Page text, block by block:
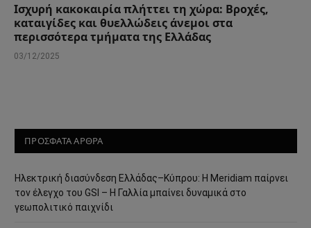
Ισχυρή κακοκαιρία πλήττει τη χώρα: Βροχές,
καταιγίδες και θυελλώδεις άνεμοι στα
περισσότερα τμήματα της Ελλάδας
03/12/2025
ΠΡΟΣΦΑΤΑ ΑΡΘΡΑ
Ηλεκτρική διασύνδεση Ελλάδας–Κύπρου: Η Meridiam παίρνει
τον έλεγχο του GSI – Η Γαλλία μπαίνει δυναμικά στο
γεωπολιτικό παιχνίδι